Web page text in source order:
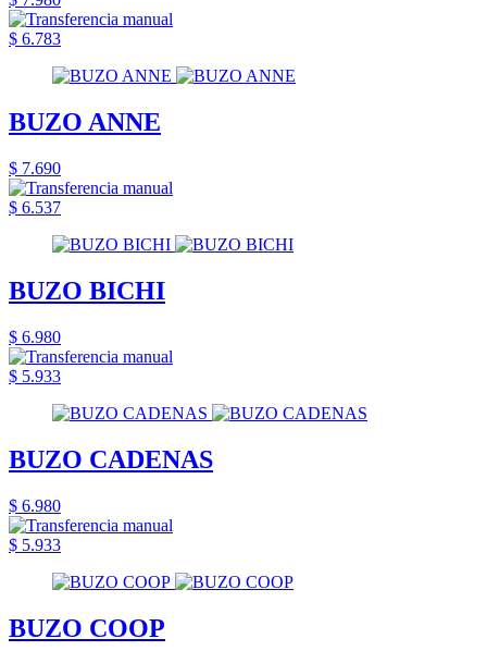
$ 6.783
BUZO ANNE
$ 7.690
$ 6.537
BUZO BICHI
$ 6.980
$ 5.933
BUZO CADENAS
$ 6.980
$ 5.933
BUZO COOP